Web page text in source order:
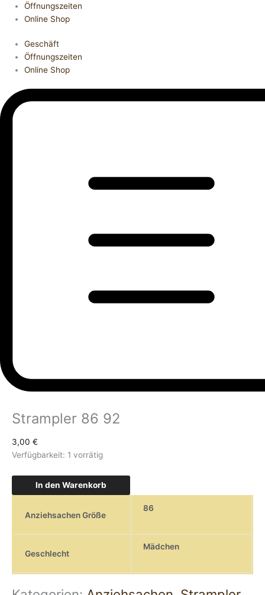
Öffnungszeiten
Online Shop
Geschäft
Öffnungszeiten
Online Shop
Strampler 86 92
3,00 €
Verfügbarkeit: 1 vorrätig
In den Warenkorb
Anziehsachen Größe
86
Geschlecht
Mädchen